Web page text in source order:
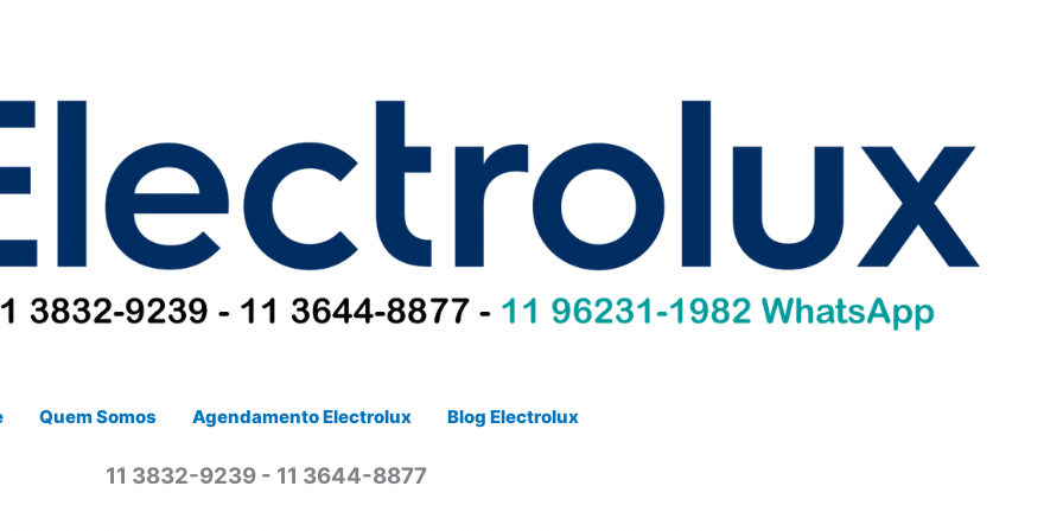
Quem Somos Agendamento Electrolux Blog Electrolux
11 3832-9239 - 11 3644-8877